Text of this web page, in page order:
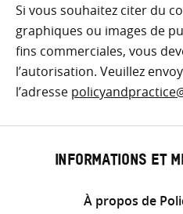
Si vous souhaitez citer du
graphiques ou images de
fins commerciales, vous
l’autorisation. Veuillez
l’adresse
INFORMATIONS ET
À propos de